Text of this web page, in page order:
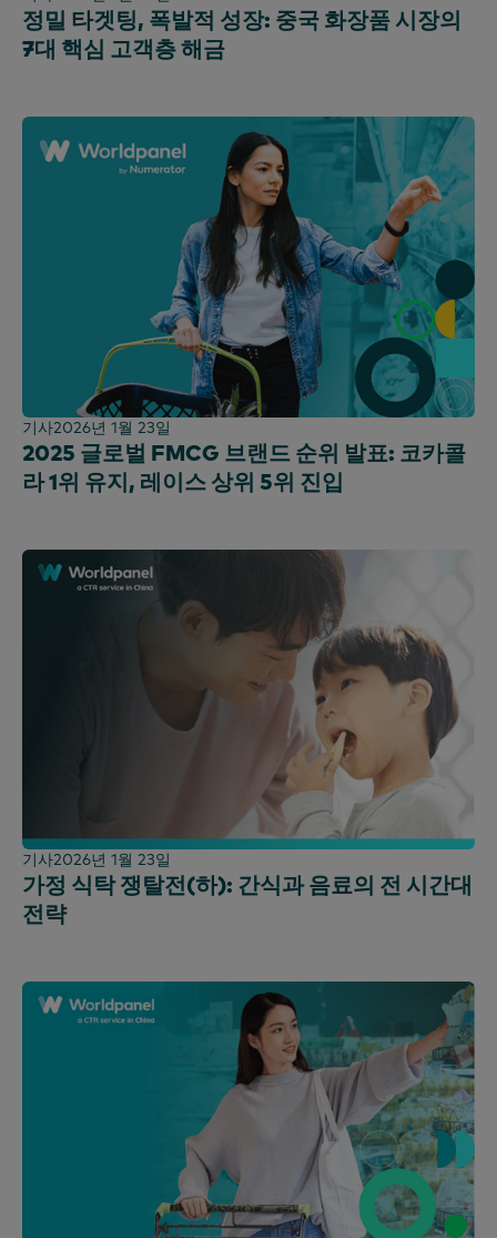
정밀 타겟팅, 폭발적 성장: 중국 화장품 시장의
7대 핵심 고객층 해금
기사2026년 1월 23일
2025 글로벌 FMCG 브랜드 순위 발표: 코카콜
라 1위 유지, 레이스 상위 5위 진입
기사2026년 1월 23일
가정 식탁 쟁탈전(하): 간식과 음료의 전 시간대
전략